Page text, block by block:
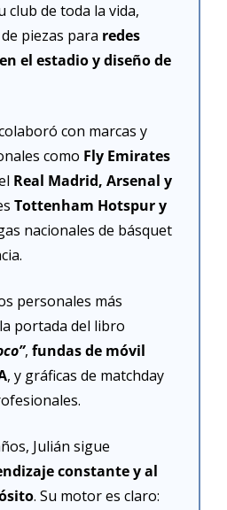
club de toda la vida,
piezas para redes
el estadio y diseño de
con marcas y
como Fly Emirates
Real Madrid, Arsenal y
Tottenham Hotspur y
nacionales de básquet
personales más
, fundas de móvil
, y gráficas de matchday
Julián sigue
constante y al